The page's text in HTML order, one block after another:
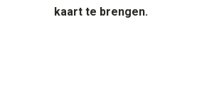
kaart te brengen.